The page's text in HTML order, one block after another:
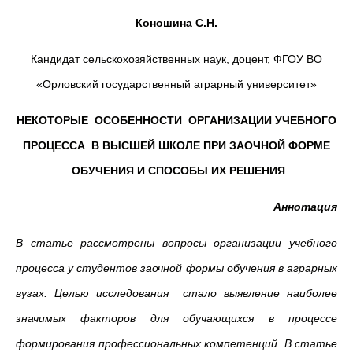
Коношина С.Н.
Кандидат сельскохозяйственных наук, доцент, ФГОУ ВО
«Орловский государственный аграрный университет»
НЕКОТОРЫЕ ОСОБЕННОСТИ ОРГАНИЗАЦИИ УЧЕБНОГО
ПРОЦЕССА В ВЫСШЕЙ ШКОЛЕ ПРИ ЗАОЧНОЙ ФОРМЕ
ОБУЧЕНИЯ И СПОСОБЫ ИХ РЕШЕНИЯ
Аннотация
В статье рассмотрены вопросы организации учебного
процесса у студентов заочной формы обучения в аграрных
вузах. Целью исследования стало выявление наиболее
значимых факторов для обучающихся в процессе
формирования профессиональных компетенций. В статье